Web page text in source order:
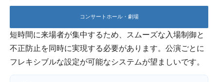
コンサートホール・劇場
短時間に来場者が集中するため、スムーズな入場制御と
不正防止を同時に実現する必要があります。公演ごとに
フレキシブルな設定が可能なシステムが望ましいです。